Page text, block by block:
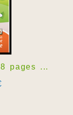
pages ...